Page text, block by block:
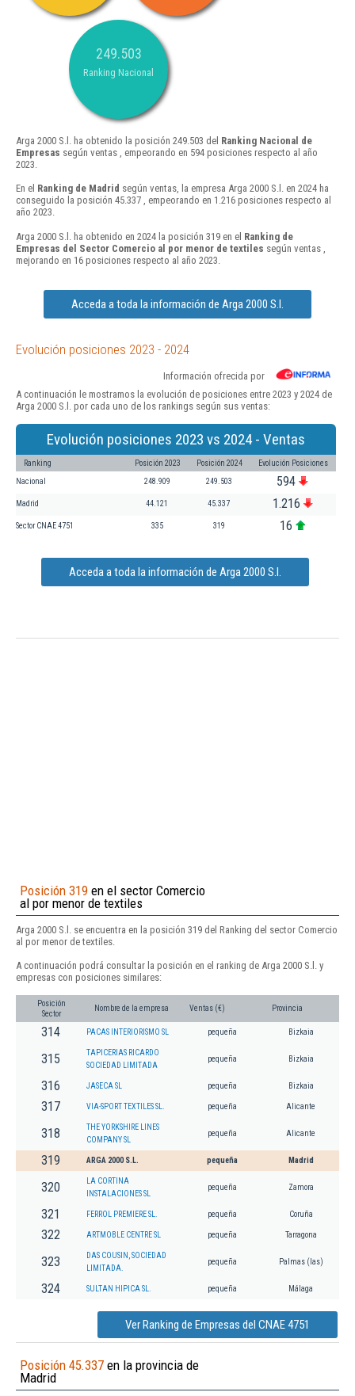
249.503
Ranking Nacional
Arga 2000 S.l. ha obtenido la posición 249.503 del Ranking Nacional de
Empresas según ventas , empeorando en 594 posiciones respecto al año
2023.
En el Ranking de Madrid según ventas, la empresa Arga 2000 S.l. en 2024 ha
conseguido la posición 45.337 , empeorando en 1.216 posiciones respecto al
año 2023.
Arga 2000 S.l. ha obtenido en 2024 la posición 319 en el Ranking de
Empresas del Sector Comercio al por menor de textiles según ventas ,
mejorando en 16 posiciones respecto al año 2023.
Acceda a toda la información de Arga 2000 S.l.
Evolución posiciones 2023 - 2024
Información ofrecida por
A continuación le mostramos la evolución de posiciones entre 2023 y 2024 de
Arga 2000 S.l. por cada uno de los rankings según sus ventas:
Evolución posiciones 2023 vs 2024 - Ventas
Ranking Posición 2023 Posición 2024 Evolución Posiciones
Nacional 248.909 249.503 594
Madrid 44.121 45.337 1.216
Sector CNAE 4751 335 319 16
Acceda a toda la información de Arga 2000 S.l.
Posición 319 en el sector Comercio
al por menor de textiles
Arga 2000 S.l. se encuentra en la posición 319 del Ranking del sector Comercio
al por menor de textiles.
A continuación podrá consultar la posición en el ranking de Arga 2000 S.l. y
empresas con posiciones similares:
Posición
Sector
Nombre de la empresa Ventas (€) Provincia
314 PACAS INTERIORISMO SL pequeña Bizkaia
315
TAPICERIAS RICARDO
SOCIEDAD LIMITADA
pequeña Bizkaia
316 JASECA SL pequeña Bizkaia
317 VIA-SPORT TEXTILES SL. pequeña Alicante
318
THE YORKSHIRE LINES
COMPANY SL
pequeña Alicante
319 ARGA 2000 S.L. pequeña Madrid
320
LA CORTINA
INSTALACIONES SL
pequeña Zamora
321 FERROL PREMIERE SL. pequeña Coruña
322 ARTMOBLE CENTRE SL pequeña Tarragona
323
DAS COUSIN, SOCIEDAD
LIMITADA.
pequeña Palmas (las)
324 SULTAN HIPICA SL. pequeña Málaga
Ver Ranking de Empresas del CNAE 4751
Posición 45.337 en la provincia de
Madrid